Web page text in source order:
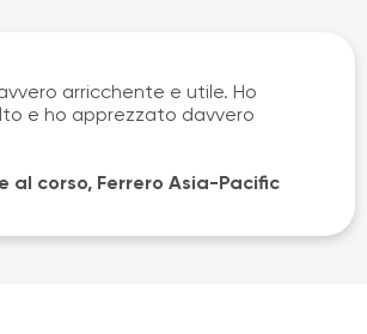
arricchente e utile. Ho
e ho apprezzato davvero
al corso, Ferrero Asia-Pacific